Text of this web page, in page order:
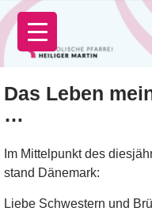
Zum
Inhalt
springen
Das Leben
…
Im Mittelpunkt des
stand Dänemark:
Liebe Schwestern und